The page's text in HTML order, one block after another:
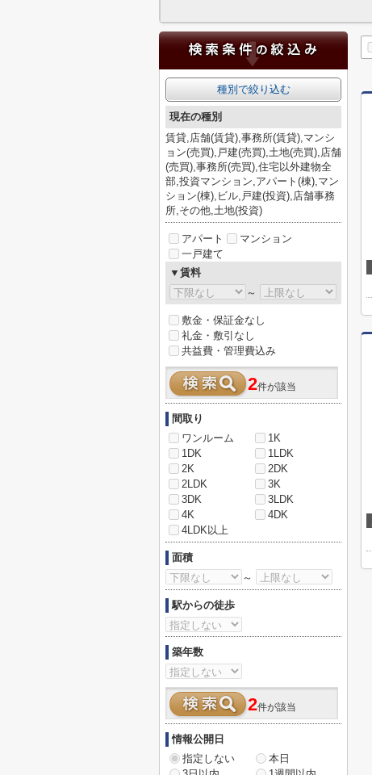
種別で絞り込む
現在の種別
賃貸,店舗(賃貸),事務所(賃貸),マンシ
ョン(売買),戸建(売買),土地(売買),店舗
(売買),事務所(売買),住宅以外建物全
部,投資マンション,アパート(棟),マン
ション(棟),ビル,戸建(投資),店舗事務
所,その他,土地(投資)
アパート
マンション
一戸建て
▼賃料
～
敷金・保証金なし
礼金・敷引なし
共益費・管理費込み
2件が該当
間取り
ワンルーム
1K
1DK
1LDK
2K
2DK
2LDK
3K
3DK
3LDK
4K
4DK
4LDK以上
面積
～
駅からの徒歩
築年数
2件が該当
情報公開日
指定しない
本日